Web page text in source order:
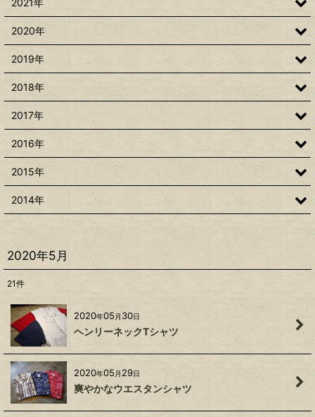
2020年5月
21件
2020年05 月 30日
ヘンリーネックTシャツ
2020年05 月 29日
爽やかなウエスタンシャツ
2021年
2020年
2019年
2018年
2017年
2016年
2015年
2014年